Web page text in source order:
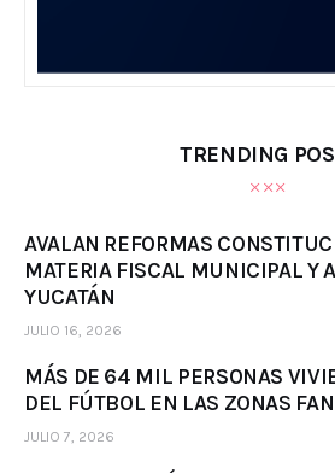
TRENDING
AVALAN REFORMAS
MATERIA FISCAL MUNICIPAL Y
YUCATÁN
JULIO 16, 2026
MÁS DE 64 MIL PERSONAS
DEL FÚTBOL EN LAS ZONAS
JULIO 7, 2026